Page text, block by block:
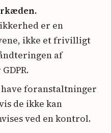
er en
ikke et frivilligt
af
foranstaltninger
de ikke kan
ved en kontrol.